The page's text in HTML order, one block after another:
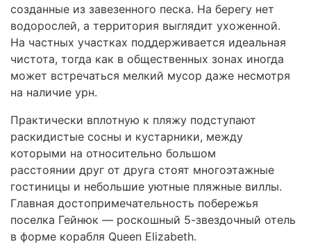
созданные из завезенного песка. На берегу нет
водорослей, а территория выглядит ухоженной.
На частных участках поддерживается идеальная
чистота, тогда как в общественных зонах иногда
может встречаться мелкий мусор даже несмотря
на наличие урн.
Практически вплотную к пляжу подступают
раскидистые сосны и кустарники, между
которыми на относительно большом
расстоянии друг от друга стоят многоэтажные
гостиницы и небольшие уютные пляжные виллы.
Главная достопримечательность побережья
поселка Гейнюк — роскошный 5-звездочный отель
в форме корабля Queen Elizabeth.